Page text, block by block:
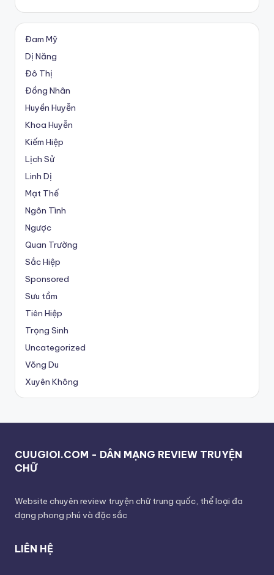
Đam Mỹ
Dị Năng
Đô Thị
Đồng Nhân
Huyền Huyễn
Khoa Huyễn
Kiếm Hiệp
Lịch Sử
Linh Dị
Mạt Thế
Ngôn Tình
Ngược
Quan Trường
Sắc Hiệp
Sponsored
Sưu tầm
Tiên Hiệp
Trọng Sinh
Uncategorized
Võng Du
Xuyên Không
CUUGIOI.COM - DÂN MẠNG REVIEW TRUYỆN
CHỮ
Website chuyên review truyện chữ trung quốc, thể loại đa
dạng phong phú và đặc sắc
LIÊN HỆ